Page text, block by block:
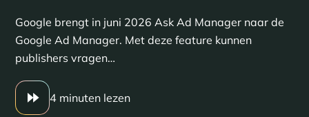
Google brengt in juni 2026 Ask Ad Manager naar de
Google Ad Manager. Met deze feature kunnen
publishers vragen…
4 minuten lezen